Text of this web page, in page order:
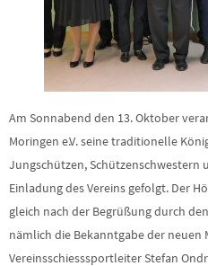
Am Sonnabend den 13. Oktober
Moringen e.V. seine traditionelle
Jungschützen, Schützenschwestern
Einladung des Vereins gefolgt. Der
gleich nach der Begrüßung durch
nämlich die Bekanntgabe der neuen
Vereinsschiesssportleiter Stefan